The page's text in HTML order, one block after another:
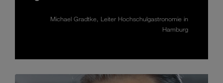
Michael Gradtke, Leiter Hochschulgastronomie in
Hamburg